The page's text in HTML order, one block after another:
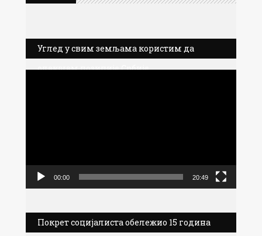
Углед у свим земљама користим да
олакшам позиције Србије
00:00 20:49
Покрет социјалиста обележио 15 година